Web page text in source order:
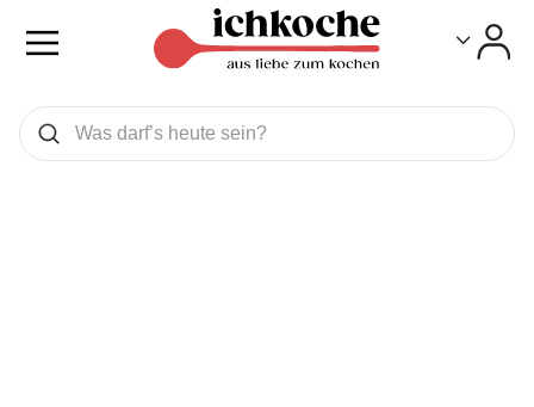
Was wollen Sie suchen
Suchen